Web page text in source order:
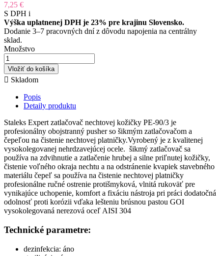
7,25 €
S DPH i
Výška uplatnenej DPH je 23% pre krajinu Slovensko.
Dodanie 3–7 pracovných dní z dôvodu napojenia na centrálny
sklad.
Množstvo
Vložiť do košíka
 Skladom
Popis
Detaily produktu
Staleks Expert zatlačovač nechtovej kožičky PE-90/3 je
profesionálny obojstranný pusher so šikmým zatlačovačom a
čepeľou na čistenie nechtovej platničky.Vyrobený je z kvalitenej
vysokolegovanej nehrdzavejúcej ocele. šikmý zatlačovač sa
používa na zdvihnutie a zatlačenie hrubej a silne priľnutej kožičky,
čistenie voľného okraja nechtu a na odstránenie kvapiek stavebného
materiálu čepeľ sa používa na čistenie nechtovej platničky
profesionálne ručné ostrenie protišmyková, vlnitá rukoväť pre
vynikajúce uchopenie, komfort a fixáciu nástroja pri práci dodatočná
odolnosť proti korózii vďaka lešteniu brúsnou pastou GOI
vysokolegovaná nerezová oceľ AISI 304
Technické parametre:
dezinfekcia: áno